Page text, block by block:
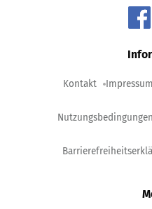
Kontakt Impressum
Nutzungsbedingungen